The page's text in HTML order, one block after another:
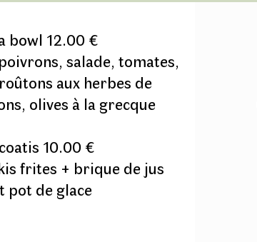
bowl 12.00 €
salade, tomates,
aux herbes de
olives à la grecque
10.00 €
frites + brique de jus
pot de glace